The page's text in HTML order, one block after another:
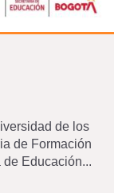
de los
de Formación
Educación...